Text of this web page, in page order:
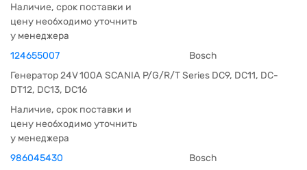
Наличие, срок поставки и
цену необходимо уточнить
у менеджера
124655007
Bosch
Генератор 24V 100A SCANIA P/G/R/T Series DC9, DC11, DC-
DT12, DC13, DC16
Наличие, срок поставки и
цену необходимо уточнить
у менеджера
986045430
Bosch